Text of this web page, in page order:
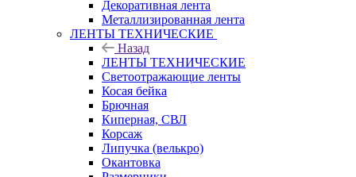
Декоративная лента
Металлизированная лента
ЛЕНТЫ ТЕХНИЧЕСКИЕ
Назад
ЛЕНТЫ ТЕХНИЧЕСКИЕ
Светоотражающие ленты
Косая бейка
Брючная
Киперная, СВЛ
Корсаж
Липучка (велькро)
Окантовка